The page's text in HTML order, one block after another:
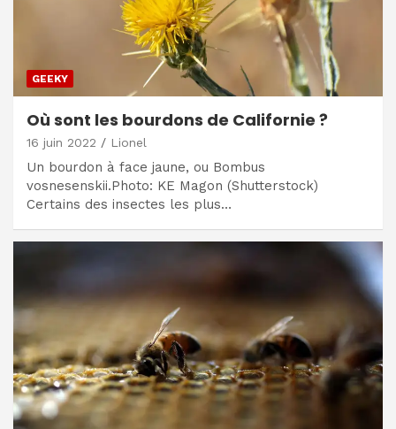
GEEKY
Où sont les bourdons de Californie ?
16 juin 2022 Lionel
Un bourdon à face jaune, ou Bombus
vosnesenskii.Photo: KE Magon (Shutterstock)
Certains des insectes les plus…